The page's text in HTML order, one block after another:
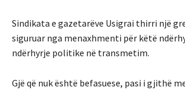
Sindikata e gazetarëve Usigrai thirri një
siguruar nga menaxhmenti për këtë
ndërhyrje politike në transmetim.
Gjë që nuk është befasuese, pasi i gjithë